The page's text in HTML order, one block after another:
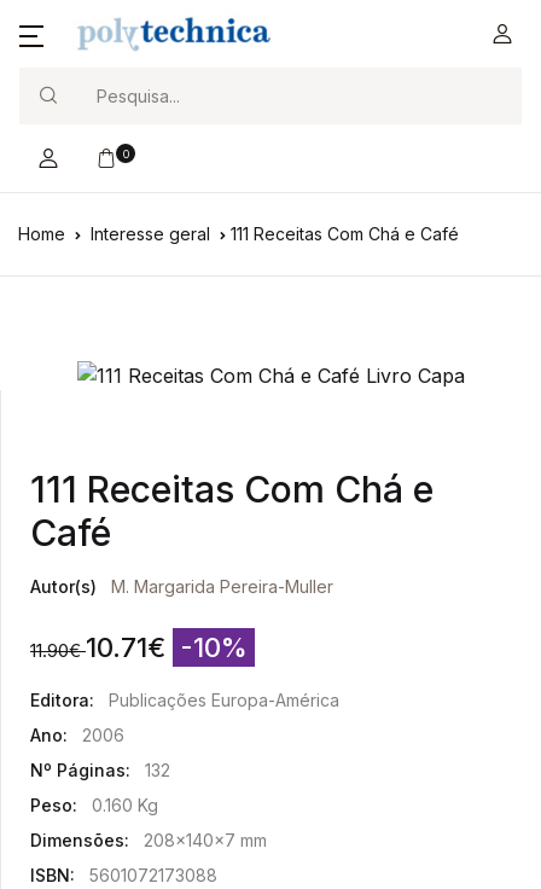
0
Home Interesse geral 111 Receitas Com Chá e Café
111 Receitas Com Chá e
Café
Autor(s) M. Margarida Pereira-Muller
11.90€ 10.71€ -10%
Editora:
Publicações Europa-América
Ano:
2006
Nº Páginas:
132
Peso:
0.160 Kg
Dimensões:
208x140x7 mm
ISBN:
5601072173088